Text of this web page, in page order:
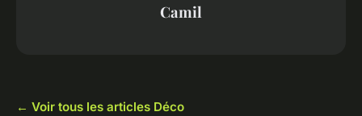
Camil
← Voir tous les articles Déco